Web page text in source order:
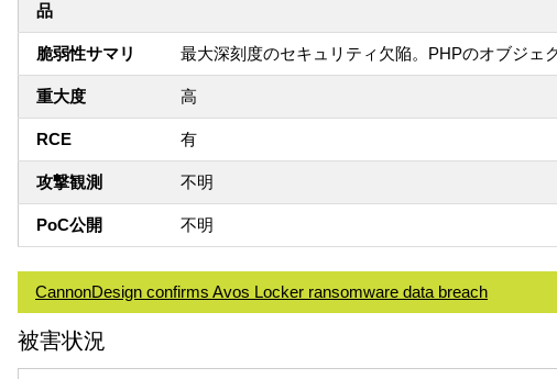
品
脆弱性サマリ 最大深刻度のセキュリティ欠陥。PHPのオブジェ
重大度 高
RCE 有
攻撃観測 不明
PoC公開 不明
CannonDesign confirms Avos Locker ransomware data breach
被害状況